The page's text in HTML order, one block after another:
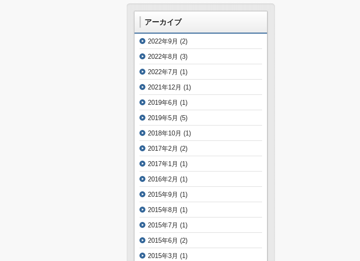
アーカイブ
2022年9月 (2)
2022年8月 (3)
2022年7月 (1)
2021年12月 (1)
2019年6月 (1)
2019年5月 (5)
2018年10月 (1)
2017年2月 (2)
2017年1月 (1)
2016年2月 (1)
2015年9月 (1)
2015年8月 (1)
2015年7月 (1)
2015年6月 (2)
2015年3月 (1)